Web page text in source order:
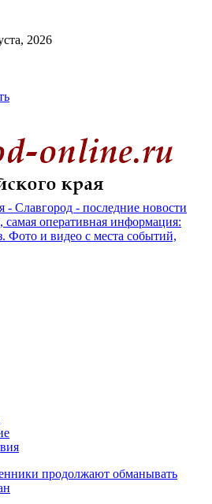
2026
- Славгород - последние новости
самая оперативная информация:
Фото и видео с места событий,
продолжают обманывать